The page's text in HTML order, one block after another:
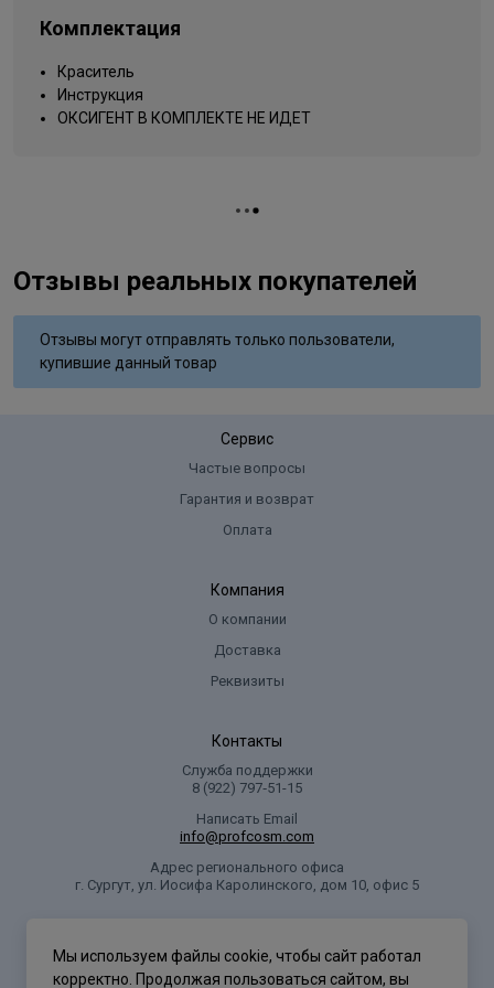
Isomethyl Ionone;Butylphenyl
Aminophenol;N,N-Bis (2-Hydroxyethyl)-p-Phenylenediamine
Sulfate;Sodium Hydrosulfate;Tetrasodium EDTA
Комплектация
Краситель
Инструкция
ОКСИГЕНТ В КОМПЛЕКТЕ НЕ ИДЕТ
Отзывы реальных покупателей
Отзывы могут отправлять только пользователи,
купившие данный товар
Сервис
Частые вопросы
Гарантия и возврат
Оплата
Компания
О компании
Доставка
Реквизиты
Контакты
Служба поддержки
8 (922) 797‑51-15
Написать Email
info@profcosm.com
Адрес регионального офиса
г. Сургут, ул. Иосифа Каролинского, дом 10, офис 5
Мы используем файлы cookie, чтобы сайт работал
корректно. Продолжая пользоваться сайтом, вы